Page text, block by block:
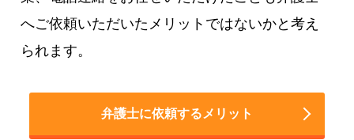
へご依頼いただいたメリットではないかと考え
られます。
弁護士に依頼するメリット